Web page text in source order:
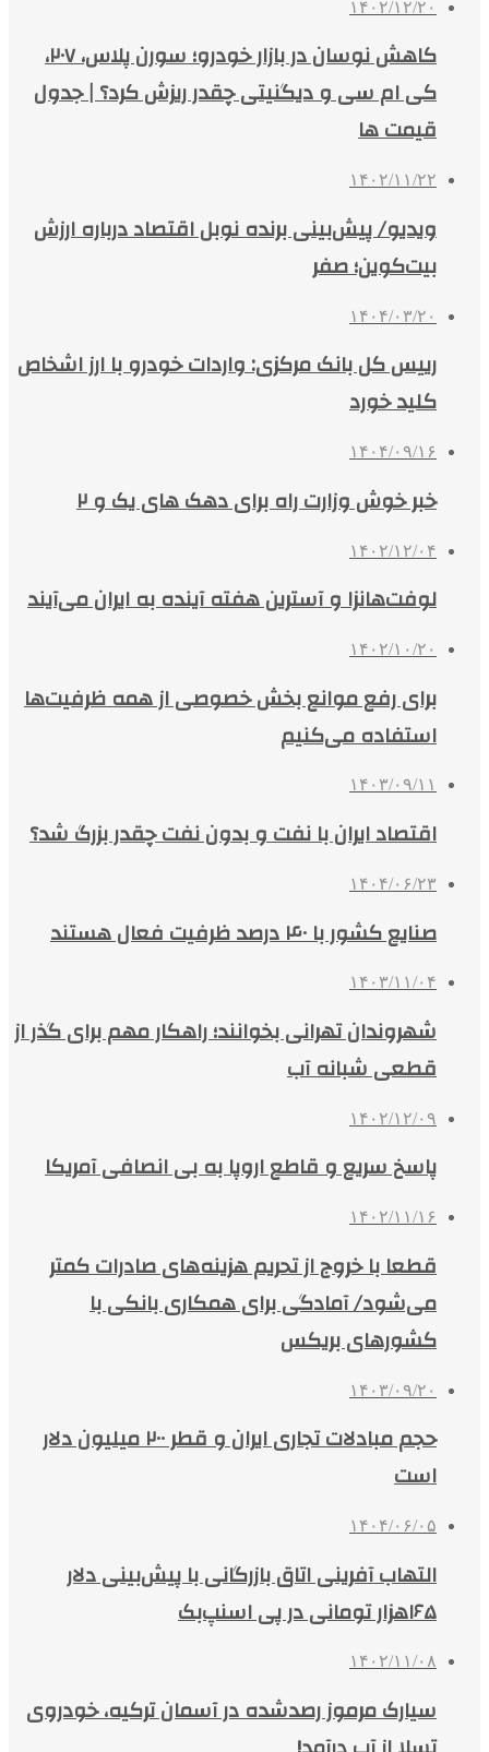
۱۴۰۲/۱۲/۲۰
کاهش نوسان در بازار خودرو؛ سورن پلاس، ۲۰۷،
کی ام سی و دیگنیتی چقدر ریزش کرد؟ | جدول
قیمت ها
۱۴۰۲/۱۱/۲۲
ویدیو/ پیش‌بینی برنده نوبل اقتصاد درباره ارزش
بیت‌کوین؛ صفر
۱۴۰۴/۰۳/۲۰
رییس کل بانک مرکزی: واردات خودرو با ارز اشخاص
کلید خورد
۱۴۰۴/۰۹/۱۶
خبر خوش وزارت راه برای دهک های یک و ۲
۱۴۰۲/۱۲/۰۴
لوفت‌هانزا و آسترین هفته آینده به ایران می‌آیند
۱۴۰۲/۱۰/۲۰
برای رفع موانع بخش خصوصی از همه ظرفیت‌ها
استفاده می‌کنیم
۱۴۰۳/۰۹/۱۱
اقتصاد ایران با نفت و بدون نفت چقدر بزرگ شد؟
۱۴۰۴/۰۶/۲۳
صنایع کشور با ۴۰ درصد ظرفیت فعال هستند
۱۴۰۳/۱۱/۰۴
شهروندان تهرانی بخوانند؛ راهکار مهم برای گذر از
قطعی شبانه آب
۱۴۰۲/۱۲/۰۹
پاسخ سریع و قاطع اروپا به بی انصافی آمریکا
۱۴۰۲/۱۱/۱۶
قطعا با خروج از تحریم هزینه‌های صادرات کمتر
می‌شود/ آمادگی برای همکاری بانکی با
کشورهای بریکس
۱۴۰۳/۰۹/۲۰
حجم مبادلات تجاری ایران و قطر ۲۰۰ میلیون دلار
است
۱۴۰۴/۰۶/۰۵
التهاب آفرینی اتاق بازرگانی با پیش‌بینی دلار
۱۶۵هزار تومانی در پی اسنپ‌بک
۱۴۰۲/۱۱/۰۸
سیارک مرموز رصدشده در آسمان ترکیه، خودروی